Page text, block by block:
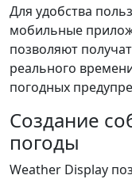
Для удобства
мобильные
позволяют
реального
погодных
Создание
погоды
Weather Display